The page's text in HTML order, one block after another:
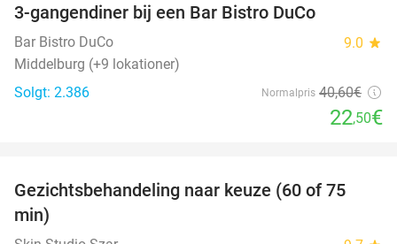
3-gangendiner bij een Bar Bistro DuCo
Bar Bistro DuCo 9.0 star
Middelburg (+9 lokationer)
Solgt: 2.386
Normalpris 40,60€
22,50€
52%
Gezichtsbehandeling naar keuze (60 of 75
min)